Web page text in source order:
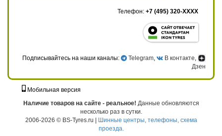
Телефон: +7 (495) 320-XXXX
Подписывайтесь на наши каналы: Telegram , В контакте
Дзен
Мобильная версия
Наличие товаров на сайте - реальное! Данные обновляются
несколько раз в сутки.
2006-2026 © BS-Tyres.ru | Шинные центры, телефоны, схема
проезда.